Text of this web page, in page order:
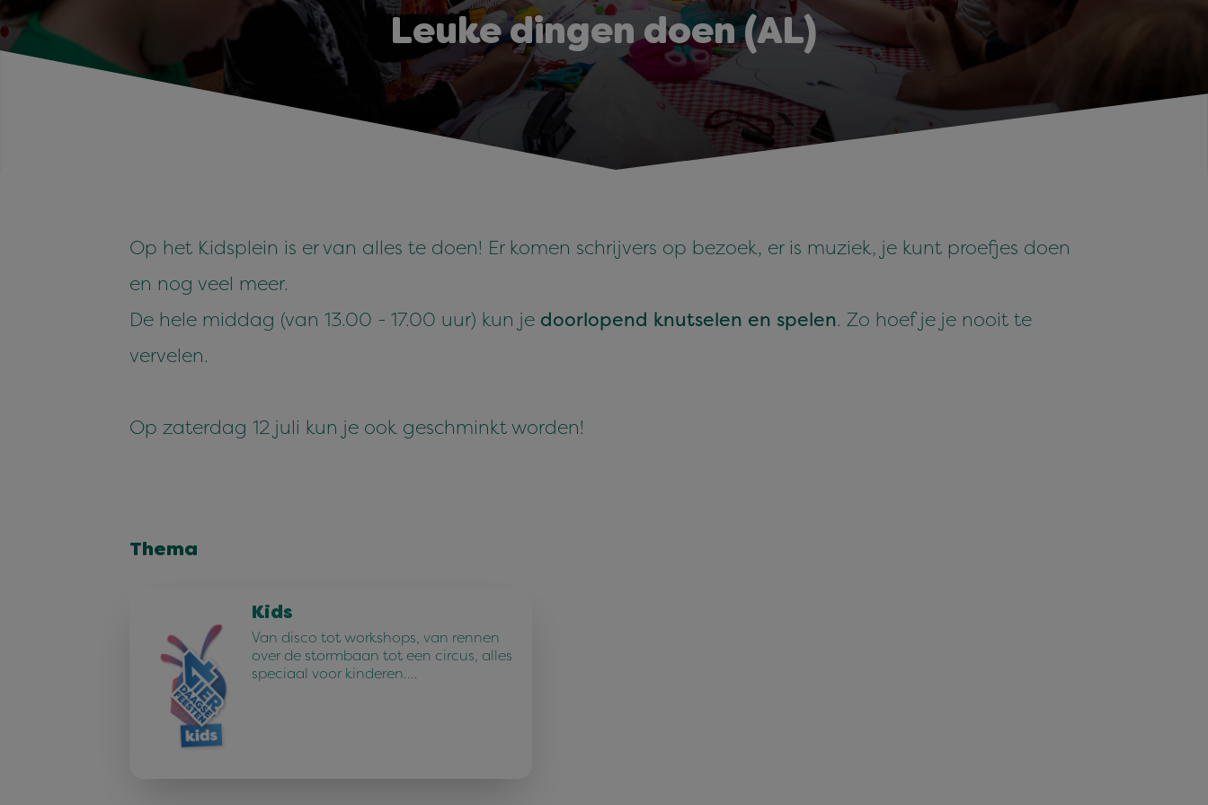
Leuke dingen doen (AL)
Op het Kidsplein is er van alles te doen! Er komen schrijvers op bezoek, er is muziek, je kunt proefjes doen
en nog veel meer.
De hele middag (van 13.00 - 17.00 uur) kun je doorlopend knutselen en spelen. Zo hoef je je nooit te
vervelen.
Op zaterdag 12 juli kun je ook geschminkt worden!
Thema
Kids
Van disco tot workshops, van rennen
over de stormbaan tot een circus, alles
speciaal voor kinderen.…